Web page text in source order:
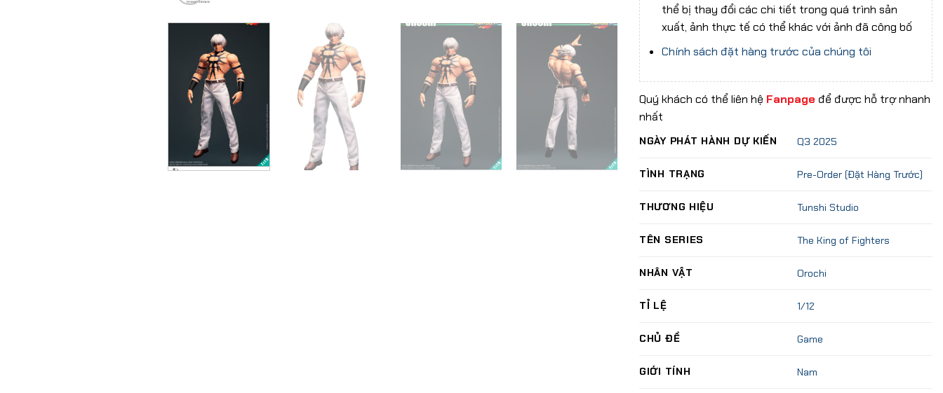
thể bị thay đổi các chi tiết trong quá trình sản
xuất, ảnh thực tế có thể khác với ảnh đã công bố
Chính sách đặt hàng trước của chúng tôi
Quý khách có thể liên hệ Fanpage để được hỗ trợ nhanh
nhất
NGÀY PHÁT HÀNH DỰ KIẾN Q3 2025
TÌNH TRẠNG Pre-Order (Đặt Hàng Trước)
THƯƠNG HIỆU Tunshi Studio
TÊN SERIES The King of Fighters
NHÂN VẬT Orochi
TỈ LỆ 1/12
CHỦ ĐỀ Game
GIỚI TÍNH Nam